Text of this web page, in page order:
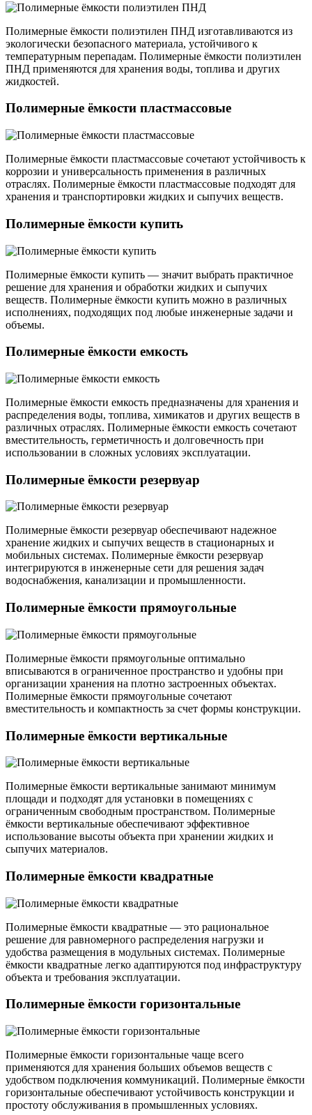
Полимерные ёмкости полиэтилен ПНД изготавливаются из
экологически безопасного материала, устойчивого к
температурным перепадам. Полимерные ёмкости полиэтилен
ПНД применяются для хранения воды, топлива и других
жидкостей.
Полимерные ёмкости пластмассовые
Полимерные ёмкости пластмассовые сочетают устойчивость к
коррозии и универсальность применения в различных
отраслях. Полимерные ёмкости пластмассовые подходят для
хранения и транспортировки жидких и сыпучих веществ.
Полимерные ёмкости купить
Полимерные ёмкости купить — значит выбрать практичное
решение для хранения и обработки жидких и сыпучих
веществ. Полимерные ёмкости купить можно в различных
исполнениях, подходящих под любые инженерные задачи и
объемы.
Полимерные ёмкости емкость
Полимерные ёмкости емкость предназначены для хранения и
распределения воды, топлива, химикатов и других веществ в
различных отраслях. Полимерные ёмкости емкость сочетают
вместительность, герметичность и долговечность при
использовании в сложных условиях эксплуатации.
Полимерные ёмкости резервуар
Полимерные ёмкости резервуар обеспечивают надежное
хранение жидких и сыпучих веществ в стационарных и
мобильных системах. Полимерные ёмкости резервуар
интегрируются в инженерные сети для решения задач
водоснабжения, канализации и промышленности.
Полимерные ёмкости прямоугольные
Полимерные ёмкости прямоугольные оптимально
вписываются в ограниченное пространство и удобны при
организации хранения на плотно застроенных объектах.
Полимерные ёмкости прямоугольные сочетают
вместительность и компактность за счет формы конструкции.
Полимерные ёмкости вертикальные
Полимерные ёмкости вертикальные занимают минимум
площади и подходят для установки в помещениях с
ограниченным свободным пространством. Полимерные
ёмкости вертикальные обеспечивают эффективное
использование высоты объекта при хранении жидких и
сыпучих материалов.
Полимерные ёмкости квадратные
Полимерные ёмкости квадратные — это рациональное
решение для равномерного распределения нагрузки и
удобства размещения в модульных системах. Полимерные
ёмкости квадратные легко адаптируются под инфраструктуру
объекта и требования эксплуатации.
Полимерные ёмкости горизонтальные
Полимерные ёмкости горизонтальные чаще всего
применяются для хранения больших объемов веществ с
удобством подключения коммуникаций. Полимерные ёмкости
горизонтальные обеспечивают устойчивость конструкции и
простоту обслуживания в промышленных условиях.